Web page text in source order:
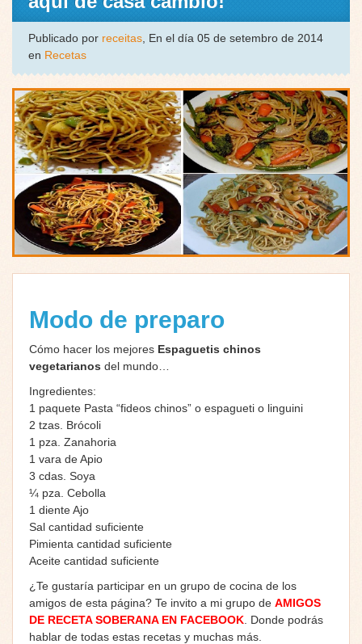
Publicado por receitas, En el día 05 de setembro de 2014
en Recetas
Modo de preparo
Cómo hacer los mejores Espaguetis chinos
vegetarianos del mundo…
Ingredientes:
1 paquete Pasta “fideos chinos” o espagueti o linguini
2 tzas. Brócoli
1 pza. Zanahoria
1 vara de Apio
3 cdas. Soya
¼ pza. Cebolla
1 diente Ajo
Sal cantidad suficiente
Pimienta cantidad suficiente
Aceite cantidad suficiente
¿Te gustaría participar en un grupo de cocina de los
amigos de esta página? Te invito a mi grupo de AMIGOS
DE RECETA SOBERANA EN FACEBOOK . Donde podrás
hablar de todas estas recetas y muchas más.